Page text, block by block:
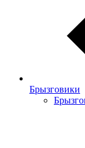
Брызговики